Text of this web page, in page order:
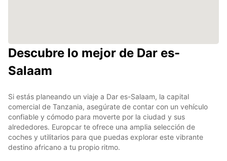
Descubre lo mejor de Dar es-
Salaam
Si estás planeando un viaje a Dar es-Salaam, la capital
comercial de Tanzania, asegúrate de contar con un vehículo
confiable y cómodo para moverte por la ciudad y sus
alrededores. Europcar te ofrece una amplia selección de
coches y utilitarios para que puedas explorar este vibrante
destino africano a tu propio ritmo.